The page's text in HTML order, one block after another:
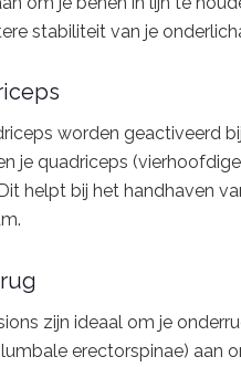
stabiliteit van je
worden geactiveerd
je quadriceps
helpt bij het handhaven
zijn ideaal om je
erectorspinae) aan